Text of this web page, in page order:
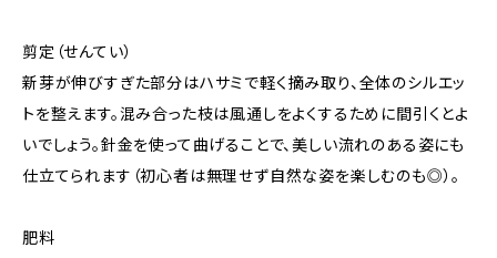
剪定（せんてい）
新芽が伸びすぎた部分はハサミで軽く摘み取り、全体のシルエッ
トを整えます。混み合った枝は風通しをよくするために間引くとよ
いでしょう。針金を使って曲げることで、美しい流れのある姿にも
仕立てられます（初心者は無理せず自然な姿を楽しむのも◎）。
肥料